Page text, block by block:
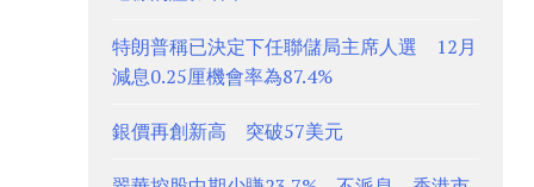
特朗普稱已決定下任聯儲局主席人選 12月
減息0.25厘機會率為87.4%
銀價再創新高 突破57美元